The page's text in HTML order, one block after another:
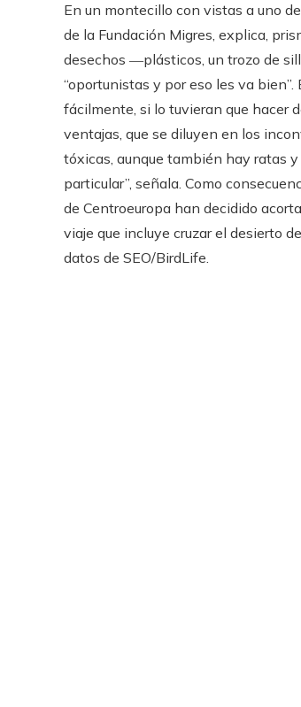
En un montecillo con vistas a uno
de la Fundación Migres, explica,
desechos ―plásticos, un trozo de
“oportunistas y por eso les va
fácilmente, si lo tuvieran que hacer
ventajas, que se diluyen en los
tóxicas, aunque también hay ratas
particular”, señala. Como
de Centroeuropa han decidido
viaje que incluye cruzar el desierto
datos de SEO/BirdLife.